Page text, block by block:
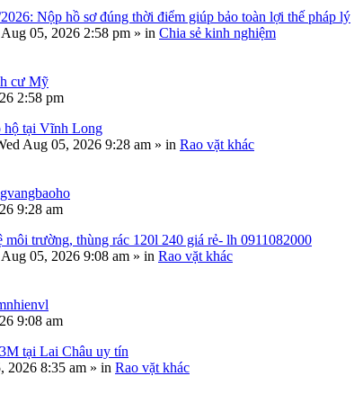
Nộp hồ sơ đúng thời điểm giúp bảo toàn lợi thế pháp lý
05, 2026 2:58 pm » in Chia sẻ kinh nghiệm
cư Mỹ
2:58 pm
hộ tại Vĩnh Long
Aug 05, 2026 9:28 am » in Rao vặt khác
9:28 am
môi trường, thùng rác 120l 240 giá rẻ- lh 0911082000
05, 2026 9:08 am » in Rao vặt khác
9:08 am
tại Lai Châu uy tín
2026 8:35 am » in Rao vặt khác